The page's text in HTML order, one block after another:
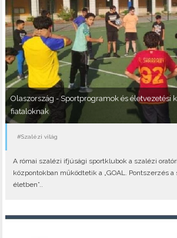
Olaszország - Sportprogramok és életvezetési
fiataloknak
#Szalézi világ
A római szalézi ifjúsági sportklubok a szalézi
központokban működtetik a „GOAL. Pontszerzés a
életben”..